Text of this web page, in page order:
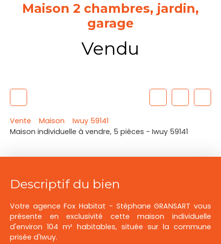
Maison 2 chambres, jardin,
garage
Vendu
Vente Maison
Iwuy 59141
Maison individuelle à vendre, 5 pièces - Iwuy 59141
Descriptif du bien
Votre agence Fox Habitat - Stéphane GRANSART vous
présente en exclusivité cette maison individuelle
d'environ 104 m² habitables, située sur la commune
prisée d'Iwuy.